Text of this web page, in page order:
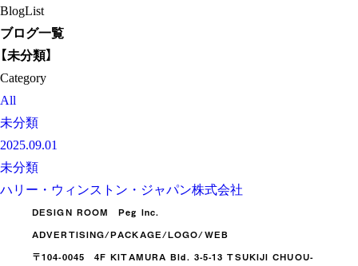
BlogList
ブログ一覧
【未分類】
Category
All
未分類
2025.09.01
未分類
ハリー・ウィンストン・ジャパン株式会社
DESIGN ROOM Peg Inc.
ADVERTISING/PACKAGE/LOGO/WEB
〒104-0045 4F KITAMURA Bld. 3-5-13 TSUKIJI CHUOU-